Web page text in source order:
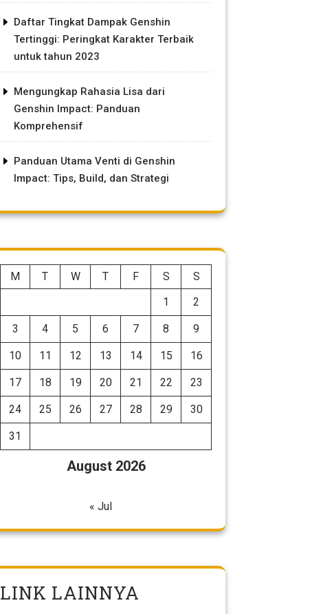
Daftar Tingkat Dampak Genshin
Tertinggi: Peringkat Karakter Terbaik
untuk tahun 2023
Mengungkap Rahasia Lisa dari
Genshin Impact: Panduan
Komprehensif
Panduan Utama Venti di Genshin
Impact: Tips, Build, dan Strategi
August 2026
M T W T F S
S
1
2
3 4 5 6 7 8 9
10 11 12 13 14 15 16
17 18 19 20 21 22 23
24 25 26 27 28 29 30
31
« Jul
LINK LAINNYA